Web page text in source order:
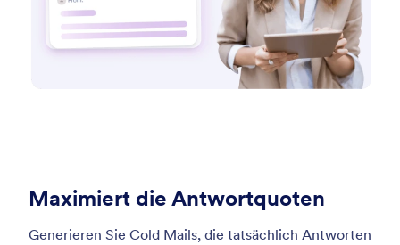
Maximiert die Antwortquoten
Generieren Sie Cold Mails, die tatsächlich Antworten